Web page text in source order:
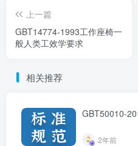
上一篇
GBT14774-1993工作座椅一
般人类工效学要求
相关推荐
GBT50010-
2年前